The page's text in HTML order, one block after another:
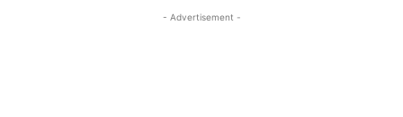
- Advertisement -